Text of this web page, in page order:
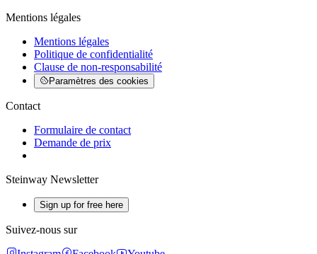
Mentions légales
Mentions légales
Politique de confidentialité
Clause de non-responsabilité
Paramètres des cookies
Contact
Formulaire de contact
Demande de prix
Steinway Newsletter
Sign up for free here
Suivez-nous sur